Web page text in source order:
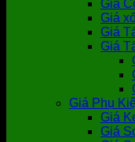
Giá
Giá
Giá
Giá
Giá Phụ
Giá
Giá